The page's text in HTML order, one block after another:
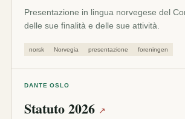
Presentazione in lingua norvegese del
delle sue finalità e delle sue attività.
norsk Norvegia presentazione foreningen
DANTE OSLO
Statuto 2026 ↗